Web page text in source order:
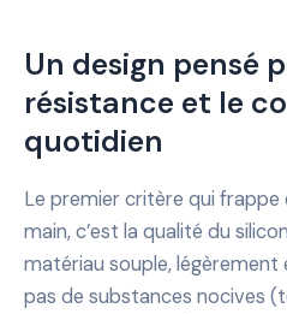
Un design pensé
résistance et le
quotidien
Le premier critère qui frappe
main, c’est la qualité du
matériau souple,
pas de substances nocives